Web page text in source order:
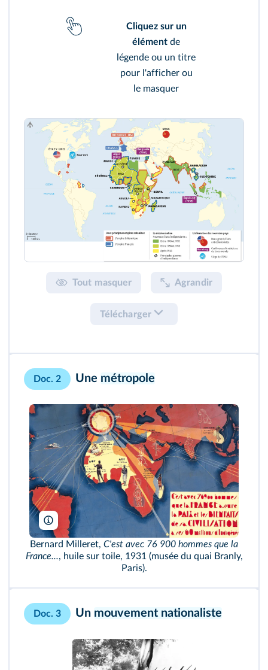
Cliquez sur un
élément de
légende ou un titre
pour l'afficher ou
le masquer
Tout masquer Agrandir
Télécharger
Doc. 2 Une métropole
Hervé Lewandowski/RMN
Bernard Milleret, C'est avec 76 900 hommes que la
France..., huile sur toile, 1931 (musée du quai Branly,
Paris).
Doc. 3 Un mouvement nationaliste